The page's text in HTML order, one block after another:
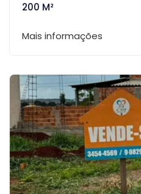
200 M²
Mais informações